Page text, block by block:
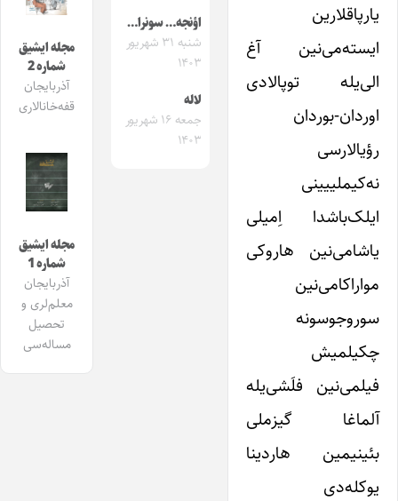
یارپاقلارین
ایسته‌می‌نین آغ
الی‌یله توپالادی
اوردان-بوردان
رؤیالارسی
نه‌کیملییینی
ایلک‌باشدا اِمیلی
یاشامی‌نین هاروکی
مواراکامی‌نین
سوروجوسونه
چکیلمیش
فیلمی‌نین فلَشی‌یله
آلماغا گیزملی
بئینیمین هاردینا
یوکله‌دی
اؤنجه… سونرا…
شنبه ۳۱ شهریور
۱۴۰۳
لاله
جمعه ۱۶ شهریور
۱۴۰۳
مجله ایشیق
شماره 2
آذربایجان
قفه‌خانالاری
مجله ایشیق
شماره 1
آذربایجان
معلم‌لری و
تحصیل
مساله‌سی